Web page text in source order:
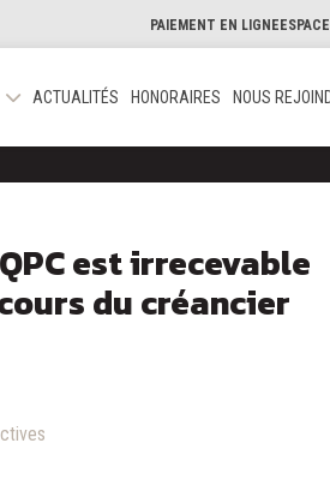
PAIEMENT EN LIGNE
ACTUALITÉS HONORAIRES NOUS
est irrecevable
du créancier